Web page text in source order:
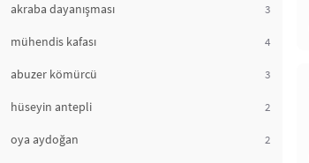
akraba dayanışması 3
mühendis kafası 4
abuzer kömürcü 3
hüseyin antepli 2
oya aydoğan 2